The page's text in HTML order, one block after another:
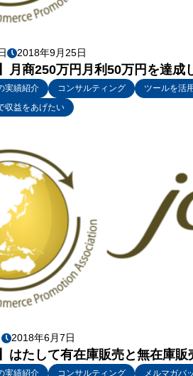
2018年9月25日
月商250万円月利50万円を達
実績紹介 コンサルティング ツールを活
収益をあげたい
2018年6月7日
はたして有在庫販売と無在庫
実績紹介 コンサルティング メルマガバ